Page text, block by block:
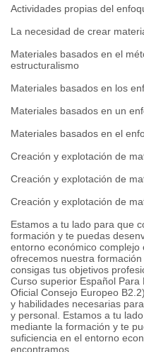
Actividades propias del
La necesidad de crear
Materiales basados en el
estructuralismo
Materiales basados en los
Materiales basados en un
Materiales basados en el
Creación y explotación de
Creación y explotación de
Creación y explotación de
Estamos a tu lado para que
formación y te puedas
entorno económico complejo
ofrecemos nuestra
consigas tus objetivos
Curso superior Español Para
Oficial Consejo Europeo
y habilidades necesarias
y personal. Estamos a tu
mediante la formación y te
suficiencia en el entorno
encontramos.